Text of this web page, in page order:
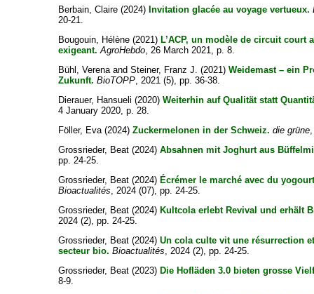
Berbain, Claire (2024)Invitation glacée au voyage vertueux.
20-21.
Bougouin, Hélène (2021)L’ACP, un modèle de circuit court
exigeant. AgroHebdo , 26 March 2021, p. 8.
Bühl, Verena andSteiner, Franz J. (2021)Weidemast – ein
Zukunft. BioTOPP , 2021 (5), pp. 36-38.
Dierauer, Hansueli (2020)Weiterhin auf Qualität statt
4 January 2020, p. 28.
Föller, Eva (2024)Zuckermelonen in der Schweiz. die grüne
Grossrieder, Beat (2024)Absahnen mit Joghurt aus
pp. 24-25.
Grossrieder, Beat (2024)Écrémer le marché avec du
Bioactualités , 2024 (07), pp. 24-25.
Grossrieder, Beat (2024)Kultcola erlebt Revival und erhält
2024 (2), pp. 24-25.
Grossrieder, Beat (2024)Un cola culte vit une résurrection
secteur bio. Bioactualités , 2024 (2), pp. 24-25.
Grossrieder, Beat (2023)Die Hofläden 3.0 bieten grosse
8-9.